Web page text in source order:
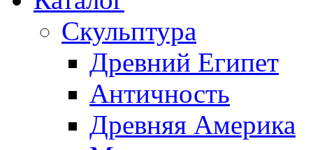
Скульптура
Древний Египет
Античность
Древняя Америка